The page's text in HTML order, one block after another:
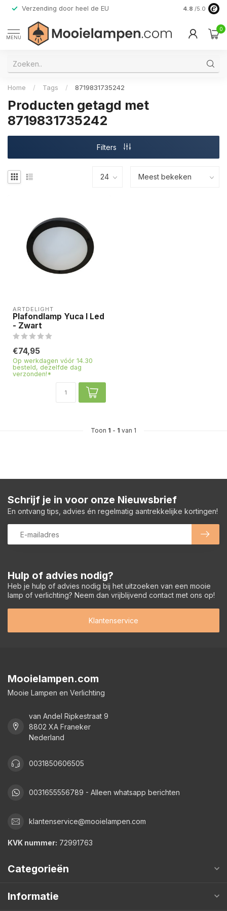
Verzending door heel de EU Alleen
4.8 /5.0
MENU
0
Home / Tags / 8719831735242
Producten getagd met
8719831735242
Filters
ARTDELIGHT
Plafondlamp Yuca I Led
- Zwart
€74,95
Op werkdagen vóór 14.30
besteld, dezelfde dag
verzonden!*
Toon 1 - 1 van 1
Hulp of advies nodig?
Heb je hulp of advies nodig bij het uitzoeken van een mooie
lamp of verlichting? Neem dan vrijblijvend contact met ons op!
Klantenservice
Schrijf je in voor onze Nieuwsbrief
En ontvang tips, advies én regelmatig aantrekkelijke kortingen!
Mooielampen.com
Mooie Lampen en Verlichting
van Andel Ripkestraat 9
8802 XA Franeker
Nederland
0031850606505
0031655556789 - Alleen whatsapp berichten
klantenservice@mooielampen.com
KVK nummer: 72991763
Categorieën
Informatie